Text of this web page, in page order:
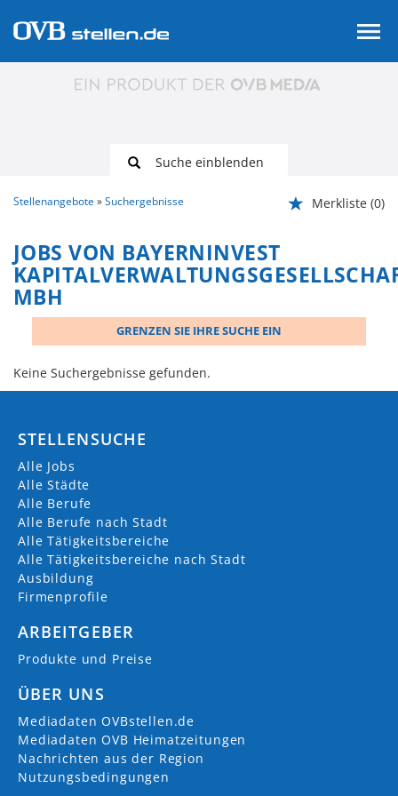
Suche einblenden
Stellenangebote Suchergebnisse Merkliste (0)
JOBS VON BAYERNINVEST
MBH
GRENZEN SIE IHRE SUCHE EIN
Keine Suchergebnisse gefunden.
STELLENSUCHE
Alle Jobs
Alle Städte
Alle Berufe
Alle Berufe nach Stadt
Alle Tätigkeitsbereiche
Alle Tätigkeitsbereiche nach Stadt
Ausbildung
Firmenprofile
ARBEITGEBER
Produkte und Preise
ÜBER UNS
Mediadaten OVBstellen.de
Mediadaten OVB Heimatzeitungen
Nachrichten aus der Region
Nutzungsbedingungen